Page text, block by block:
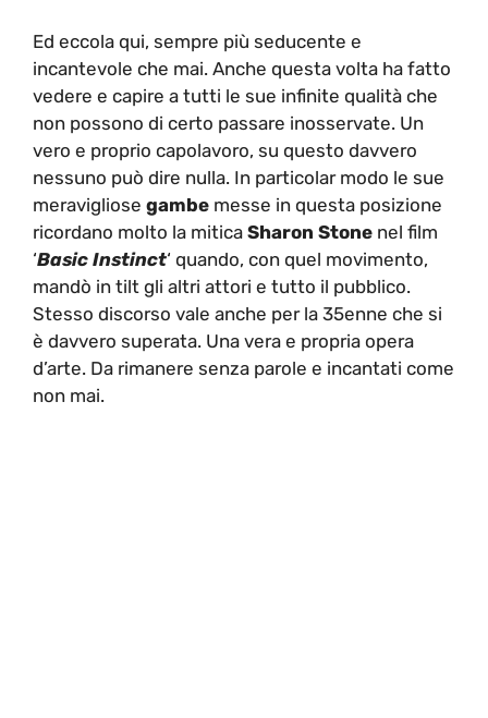
Ed eccola qui, sempre più seducente e
incantevole che mai. Anche questa volta ha fatto
vedere e capire a tutti le sue infinite qualità che
non possono di certo passare inosservate. Un
vero e proprio capolavoro, su questo davvero
nessuno può dire nulla. In particolar modo le sue
meravigliose gambe messe in questa posizione
ricordano molto la mitica Sharon Stone nel film
‘Basic Instinct‘ quando, con quel movimento,
mandò in tilt gli altri attori e tutto il pubblico.
Stesso discorso vale anche per la 35enne che si
è davvero superata. Una vera e propria opera
d’arte. Da rimanere senza parole e incantati come
non mai.